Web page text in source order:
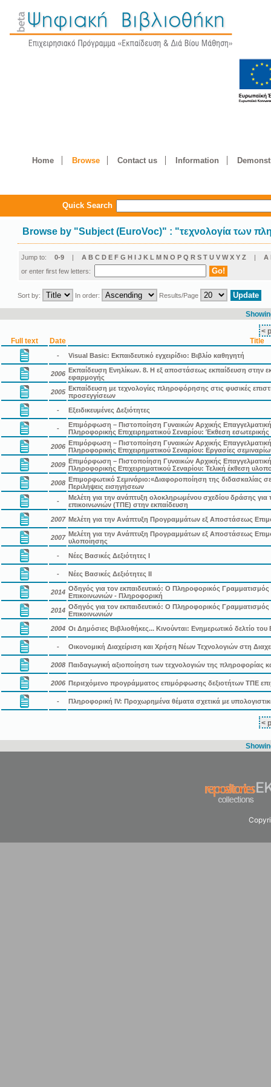
Home Browse Contact us Information
Quick Search
Browse by "Subject (EuroVoc)" : "τεχνολογία των
Jump to: 0-9 | A B C D E F G H I J K L M N O P Q R S T U V W X Y Z | Α
or enter first few letters:
Sort by: In order: Results/Page
<
Full text
Date Title
- Visual Basic: Εκπαιδευτικό εγχειρίδιο: Βιβλίο καθηγητή
2006 Εκπαίδευση Ενηλίκων. 8. Η εξ αποστάσεως εκπαίδευση στην
εφαρμογής
2005 Εκπαίδευση με τεχνολογίες πληροφόρησης στις φυσικές
προσεγγίσεων
-
Εξειδικευμένες Δεξιότητες
-
Επιμόρφωση – Πιστοποίηση Γυναικών Αρχικής
Πληροφορικής Επιχειρηματικού Σεναρίου: Έκθεση
2006 Επιμόρφωση – Πιστοποίηση Γυναικών Αρχικής
Πληροφορικής Επιχειρηματικού Σεναρίου: Εργασίες
2009 Επιμόρφωση – Πιστοποίηση Γυναικών Αρχικής
Πληροφορικής Επιχειρηματικού Σεναρίου: Τελική έκθεση
2008 Επιμορφωτικό Σεμινάριο:«Διαφοροποίηση της διδασκαλίας
Περιλήψεις εισηγήσεων
-
Μελέτη για την ανάπτυξη ολοκληρωμένου σχεδίου δράσης για
επικοινωνιών (ΤΠΕ) στην εκπαίδευση
2007 Μελέτη για την Ανάπτυξη Προγραμμάτων εξ Αποστάσεως
2007 Μελέτη για την Ανάπτυξη Προγραμμάτων εξ Αποστάσεως
υλοποίησης
-
Νέες Βασικές Δεξιότητες Ι
- Νέες Βασικές Δεξιότητες ΙΙ
2014 Οδηγός για τον εκπαιδευτικό: Ο Πληροφορικός
Επικοινωνιών - Πληροφορική
2014 Οδηγός για τον εκπαιδευτικό: Ο Πληροφορικός
Επικοινωνιών
2004 Οι Δημόσιες Βιβλιοθήκες... Κινούνται: Ενημερωτικό δελτίο του
- Οικονομική Διαχείριση και Χρήση Νέων Τεχνολογιών στη
2008 Παιδαγωγική αξιοποίηση των τεχνολογιών της πληροφορίας
2006 Περιεχόμενο προγράμματος επιμόρφωσης δεξιοτήτων ΤΠΕ
- Πληροφορική IV: Προχωρημένα θέματα σχετικά με
<